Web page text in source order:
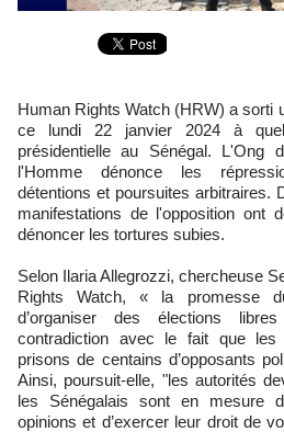
Human Rights Watch (HRW) a sorti un rapport accablant paru ,
ce lundi 22 janvier 2024 à
présidentielle au Sénégal. L'Ong
l'Homme dénonce les
détentions et poursuites arbitraires.
manifestations de l'opposition ont
dénoncer les tortures subies.
Selon Ilaria Allegrozzi, chercheuse
Rights Watch, « la promesse
d’organiser des élections
contradiction avec le fait que les
prisons de centains d’opposants
Ainsi, poursuit-elle, "les autorités
les Sénégalais sont en mesure
opinions et d’exercer leur droit de